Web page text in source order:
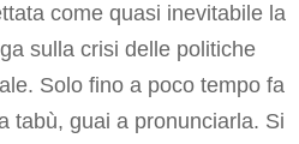
come quasi inevitabile la
sulla crisi delle politiche
Solo fino a poco tempo fa
tabù, guai a pronunciarla. Si